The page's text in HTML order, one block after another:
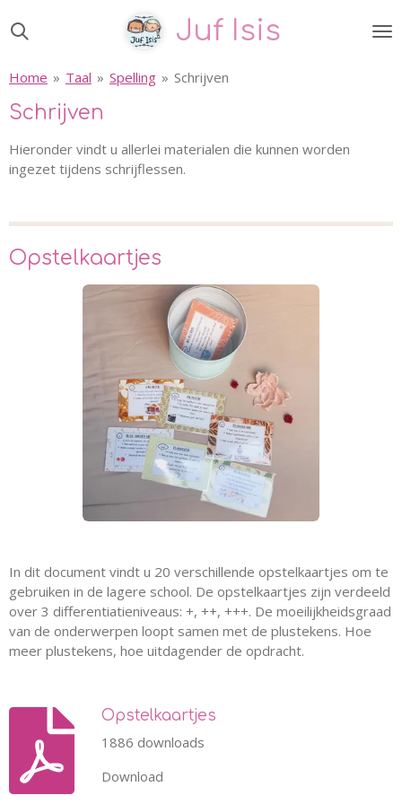
direct
de
Juf Isis
Home » Taal » Spelling » Schrijven
Schrijven
Hieronder vindt u allerlei materialen die kunnen worden
ingezet tijdens schrijflessen.
Opstelkaartjes
In dit document vindt u 20 verschillende opstelkaartjes om te
gebruiken in de lagere school. De opstelkaartjes zijn verdeeld
over 3 differentiatieniveaus: +, ++, +++. De moeilijkheidsgraad
van de onderwerpen loopt samen met de plustekens. Hoe
meer plustekens, hoe uitdagender de opdracht.
Opstelkaartjes
1886 downloads
Download